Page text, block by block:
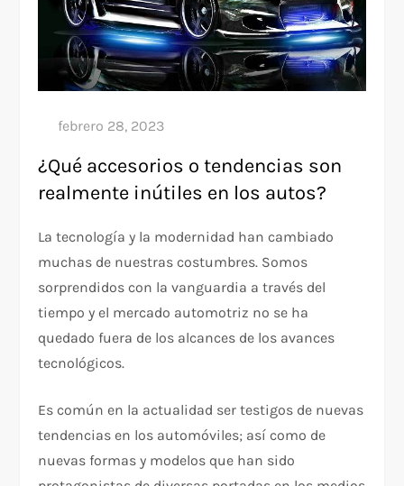
¿Qué accesorios o tendencias son
realmente inútiles en los autos?
La tecnología y la modernidad han cambiado
muchas de nuestras costumbres. Somos
sorprendidos con la vanguardia a través del
tiempo y el mercado automotriz no se ha
quedado fuera de los alcances de los avances
tecnológicos.
Es común en la actualidad ser testigos de nuevas
tendencias en los automóviles; así como de
nuevas formas y modelos que han sido